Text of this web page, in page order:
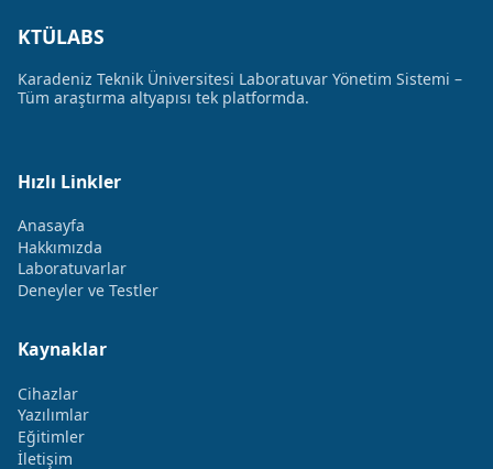
KTÜLABS
Karadeniz Teknik Üniversitesi Laboratuvar Yönetim Sistemi –
Tüm araştırma altyapısı tek platformda.
Hızlı Linkler
Anasayfa
Hakkımızda
Laboratuvarlar
Deneyler ve Testler
Kaynaklar
Cihazlar
Yazılımlar
Eğitimler
İletişim